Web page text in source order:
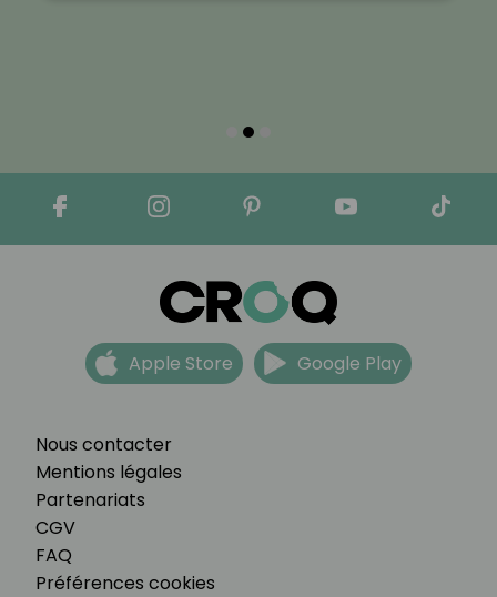
Nous contacter
Mentions légales
Partenariats
CGV
FAQ
Préférences cookies
Apple Store Google Play